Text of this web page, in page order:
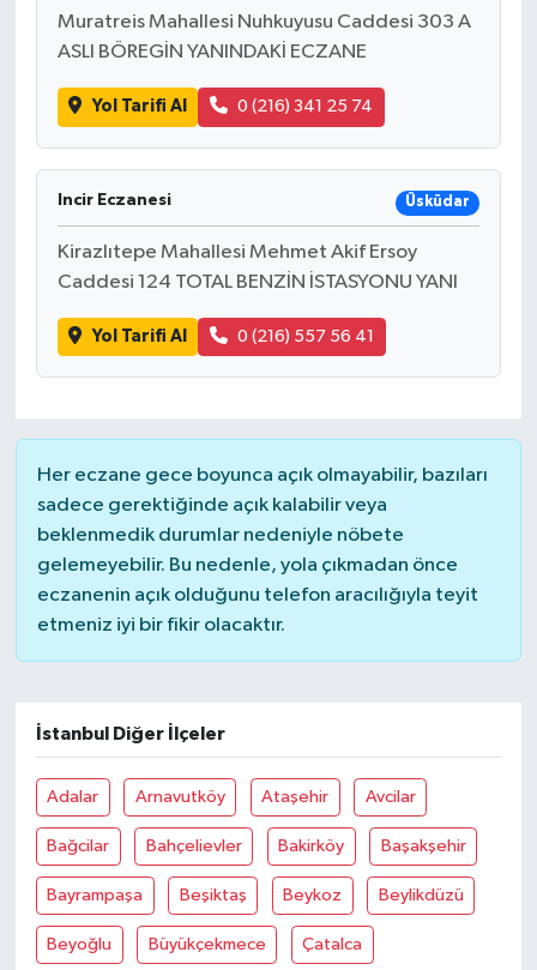
Muratreis Mahallesi Nuhkuyusu Caddesi 303 A
ASLI BÖREGİN YANINDAKİ ECZANE
Yol Tarifi Al 0 (216) 341 25 74
Incir Eczanesi Üsküdar
Kirazlıtepe Mahallesi Mehmet Akif Ersoy
Caddesi 124 TOTAL BENZİN İSTASYONU YANI
Yol Tarifi Al 0 (216) 557 56 41
Her eczane gece boyunca açık olmayabilir, bazıları
sadece gerektiğinde açık kalabilir veya
beklenmedik durumlar nedeniyle nöbete
gelemeyebilir. Bu nedenle, yola çıkmadan önce
eczanenin açık olduğunu telefon aracılığıyla teyit
etmeniz iyi bir fikir olacaktır.
İstanbul Diğer İlçeler
Adalar Arnavutköy Ataşehir Avcilar
Bağcilar Bahçelievler Bakirköy Başakşehir
Bayrampaşa Beşiktaş Beykoz Beylikdüzü
Beyoğlu Büyükçekmece Çatalca